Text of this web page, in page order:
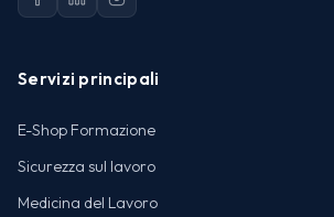
Servizi principali
E-Shop Formazione
Sicurezza sul lavoro
Medicina del Lavoro